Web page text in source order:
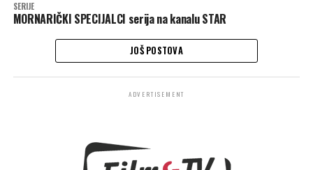
SERIJE
MORNARIČKI SPECIJALCI serija na kanalu STAR
JOŠ POSTOVA
ADVERTISEMENT